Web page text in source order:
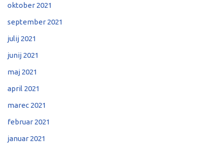
oktober 2021
september 2021
julij 2021
junij 2021
maj 2021
april 2021
marec 2021
februar 2021
januar 2021